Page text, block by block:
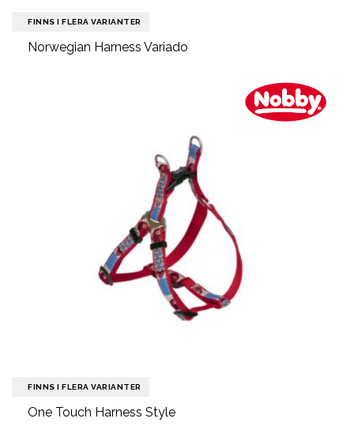
FINNS I FLERA VARIANTER
Norwegian Harness Variado
FINNS I FLERA VARIANTER
One Touch Harness Style